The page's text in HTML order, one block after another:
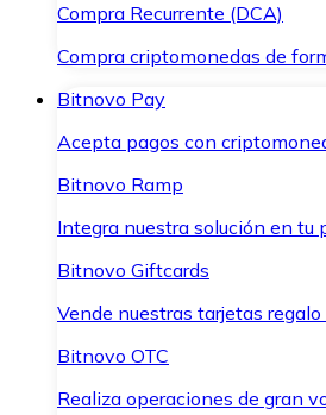
Compra Recurrente (DCA)
Compra criptomonedas de
Bitnovo Pay
Acepta pagos con
Bitnovo Ramp
Integra nuestra solución en tu
Bitnovo Giftcards
Vende nuestras tarjetas
Bitnovo OTC
Realiza operaciones de gran